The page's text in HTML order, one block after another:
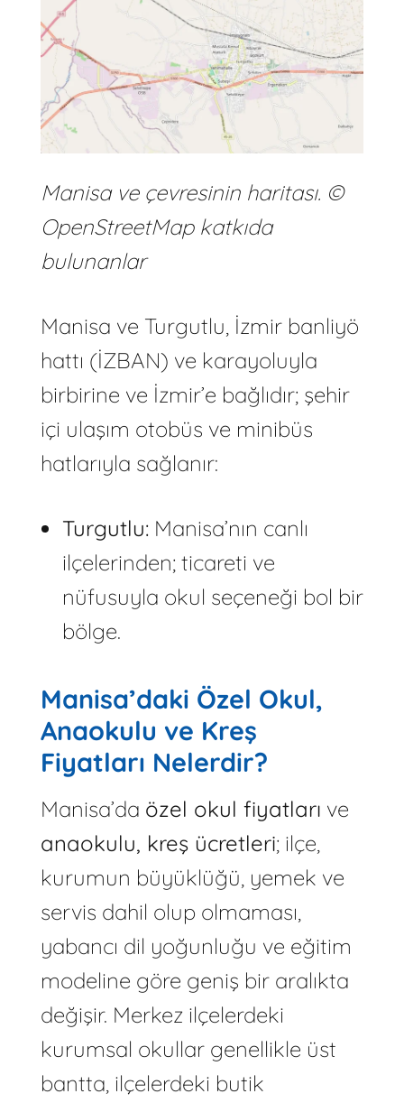
Manisa ve çevresinin haritası. ©
OpenStreetMap katkıda
bulunanlar
Manisa ve Turgutlu, İzmir banliyö
hattı (İZBAN) ve karayoluyla
birbirine ve İzmir’e bağlıdır; şehir
içi ulaşım otobüs ve minibüs
hatlarıyla sağlanır:
Turgutlu:Manisa’nın canlı
ilçelerinden; ticareti ve
nüfusuyla okul seçeneği bol bir
bölge.
Manisa’daki Özel Okul,
Anaokulu ve Kreş
Fiyatları Nelerdir?
Manisa’da özel okul fiyatları ve
anaokulu, kreş ücretleri; ilçe,
kurumun büyüklüğü, yemek ve
servis dahil olup olmaması,
yabancı dil yoğunluğu ve eğitim
modeline göre geniş bir aralıkta
değişir. Merkez ilçelerdeki
kurumsal okullar genellikle üst
bantta, ilçelerdeki butik